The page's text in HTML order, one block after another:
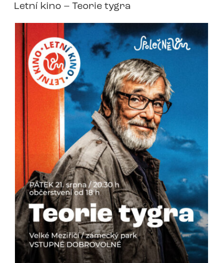
Letní kino – Teorie tygra